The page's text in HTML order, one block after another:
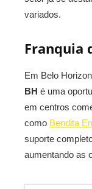
variados.
Franquia
Em Belo
BH é uma
em centros
como Bendita
suporte
aumentando as